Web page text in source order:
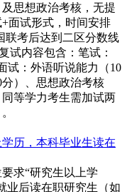
思想政治考核，无提
面试形式，时间安排
联考后达到二区分数线
试内容包含：笔试：
试：外语听说能力（10
）、思想政治考核
同等学力考生需加试两
历，本科毕业生读在
求“研究生以上学
业后读在职研究生（如